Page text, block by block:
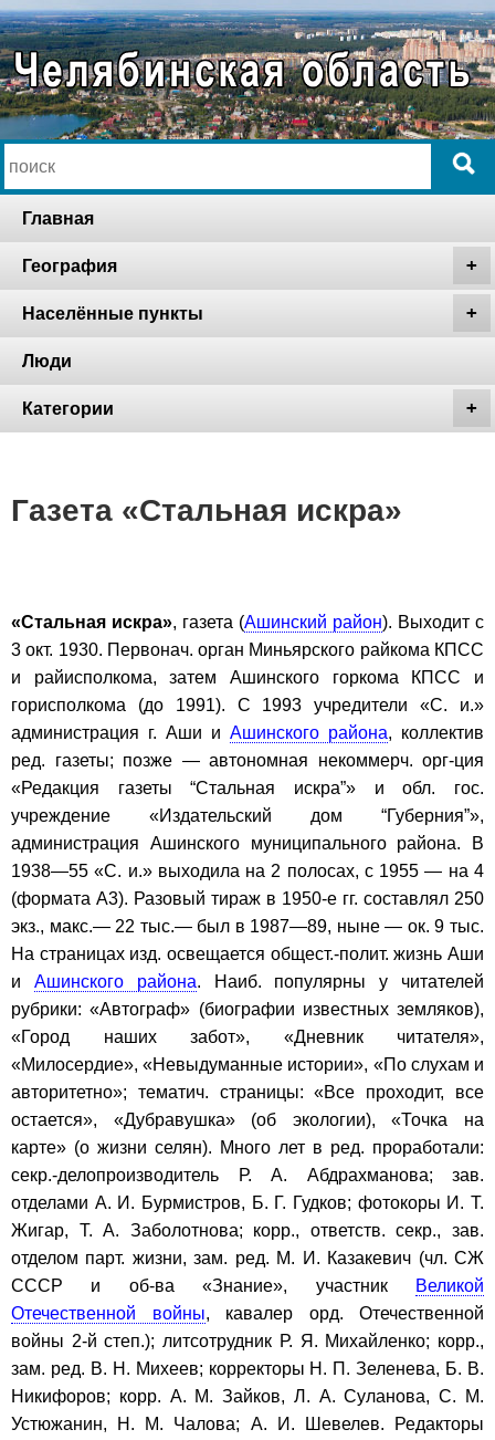
Главная
География
Населённые пункты
Люди
Категории
Газета «Стальная искра»
«Стальная искра», газета (Ашинский район). Выходит с
3 окт. 1930. Первонач. орган Миньярского райкома КПСС
и райисполкома, затем Ашинского горкома КПСС и
горисполкома (до 1991). С 1993 учредители «С. и.»
администрация г. Аши и Ашинского района, коллектив
ред. газеты; позже — автономная некоммерч. орг-ция
«Редакция газеты “Стальная искра”» и обл. гос.
учреждение «Издательский дом “Губерния”»,
администрация Ашинского муниципального района. В
1938—55 «С. и.» выходила на 2 полосах, с 1955 — на 4
(формата А3). Разовый тираж в 1950-е гг. составлял 250
экз., макс.— 22 тыс.— был в 1987—89, ныне — ок. 9 тыс.
На страницах изд. освещается общест.-полит. жизнь Аши
и Ашинского района. Наиб. популярны у читателей
рубрики: «Автограф» (биографии известных земляков),
«Город наших забот», «Дневник читателя»,
«Милосердие», «Невыдуманные истории», «По слухам и
авторитетно»; тематич. страницы: «Все проходит, все
остается», «Дубравушка» (об экологии), «Точка на
карте» (о жизни селян). Много лет в ред. проработали:
секр.-делопроизводитель Р. А. Абдрахманова; зав.
отделами А. И. Бурмистров, Б. Г. Гудков; фотокоры И. Т.
Жигар, Т. А. Заболотнова; корр., ответств. секр., зав.
отделом парт. жизни, зам. ред. М. И. Казакевич (чл. СЖ
СССР и об-ва «Знание», участник
Великой
Отечественной войны, кавалер орд. Отечественной
войны 2-й степ.); литсотрудник Р. Я. Михайленко; корр.,
зам. ред. В. Н. Михеев; корректоры Н. П. Зеленева, Б. В.
Никифоров; корр. А. М. Зайков, Л. А. Суланова, С. М.
Устюжанин, Н. М. Чалова; А. И. Шевелев. Редакторы